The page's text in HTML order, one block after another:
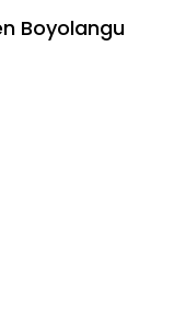
Boyolangu